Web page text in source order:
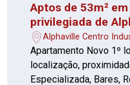
Aptos de 53m²
privilegiada de
Alphaville Centro
Empresarial/
Apartamento Novo 1º locação ! com ótima
localização,
Especializada, Bares,